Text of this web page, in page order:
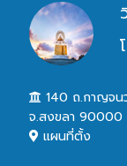
140 ถ.กาญจน
จ.สงขลา 90000
แผนที่ตั้ง